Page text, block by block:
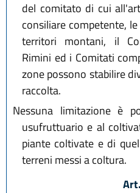
del comitato di cui
consiliare competente,
territori montani, il
Rimini ed i Comitati
zone possono stabilire
raccolta.
Nessuna limitazione è
usufruttuario e al
piante coltivate e di
terreni messi a coltura.